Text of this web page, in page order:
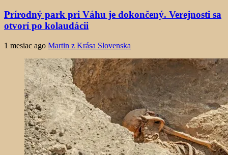
Prírodný park pri Váhu je dokončený. Verejnosti sa
otvorí po kolaudácii
1 mesiac ago Martin z Krása Slovenska